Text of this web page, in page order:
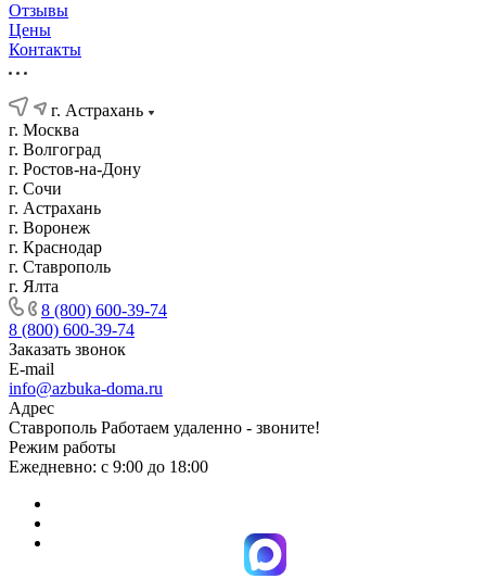
Отзывы
Цены
Контакты
г. Астрахань
г. Москва
г. Волгоград
г. Ростов-на-Дону
г. Сочи
г. Астрахань
г. Воронеж
г. Краснодар
г. Ставрополь
г. Ялта
8 (800) 600-39-74
8 (800) 600-39-74
Заказать звонок
E-mail
info@azbuka-doma.ru
Адрес
Ставрополь Работаем удаленно - звоните!
Режим работы
Ежедневно: с 9:00 до 18:00